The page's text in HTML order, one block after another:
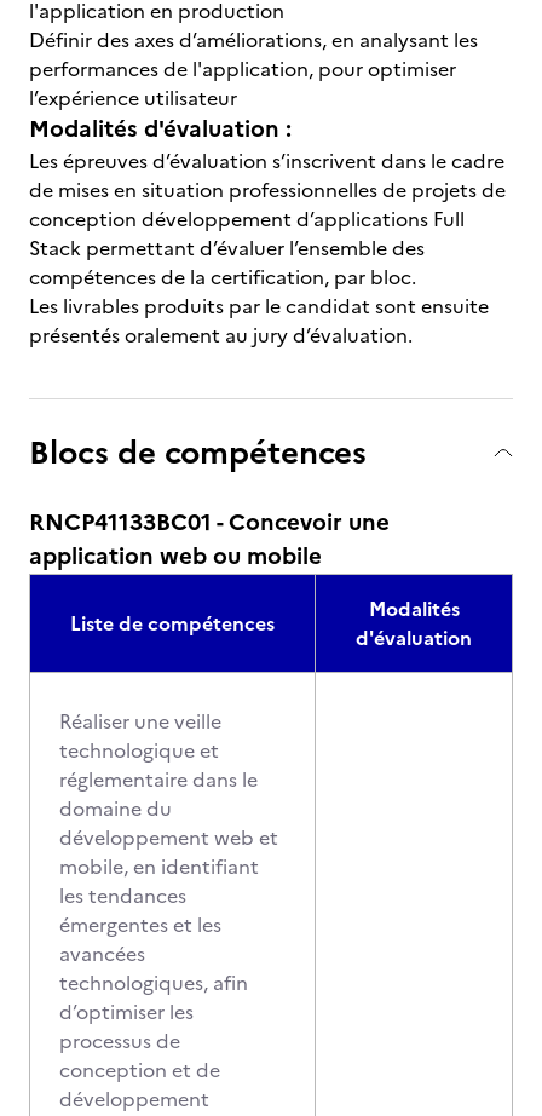
l'application en production
Définir des axes d’améliorations, en analysant les
performances de l'application, pour optimiser
l’expérience utilisateur
Modalités d'évaluation :
Les épreuves d’évaluation s’inscrivent dans le cadre
de mises en situation professionnelles de projets de
conception développement d’applications Full
Stack permettant d’évaluer l’ensemble des
compétences de la certification, par bloc.
Les livrables produits par le candidat sont ensuite
présentés oralement au jury d’évaluation.
Blocs de compétences
RNCP41133BC01 - Concevoir une
application web ou mobile
Liste de compétences
Modalités
d'évaluation
Réaliser une veille
technologique et
réglementaire dans le
domaine du
développement web et
mobile, en identifiant
les tendances
émergentes et les
avancées
technologiques, afin
d’optimiser les
processus de
conception et de
développement